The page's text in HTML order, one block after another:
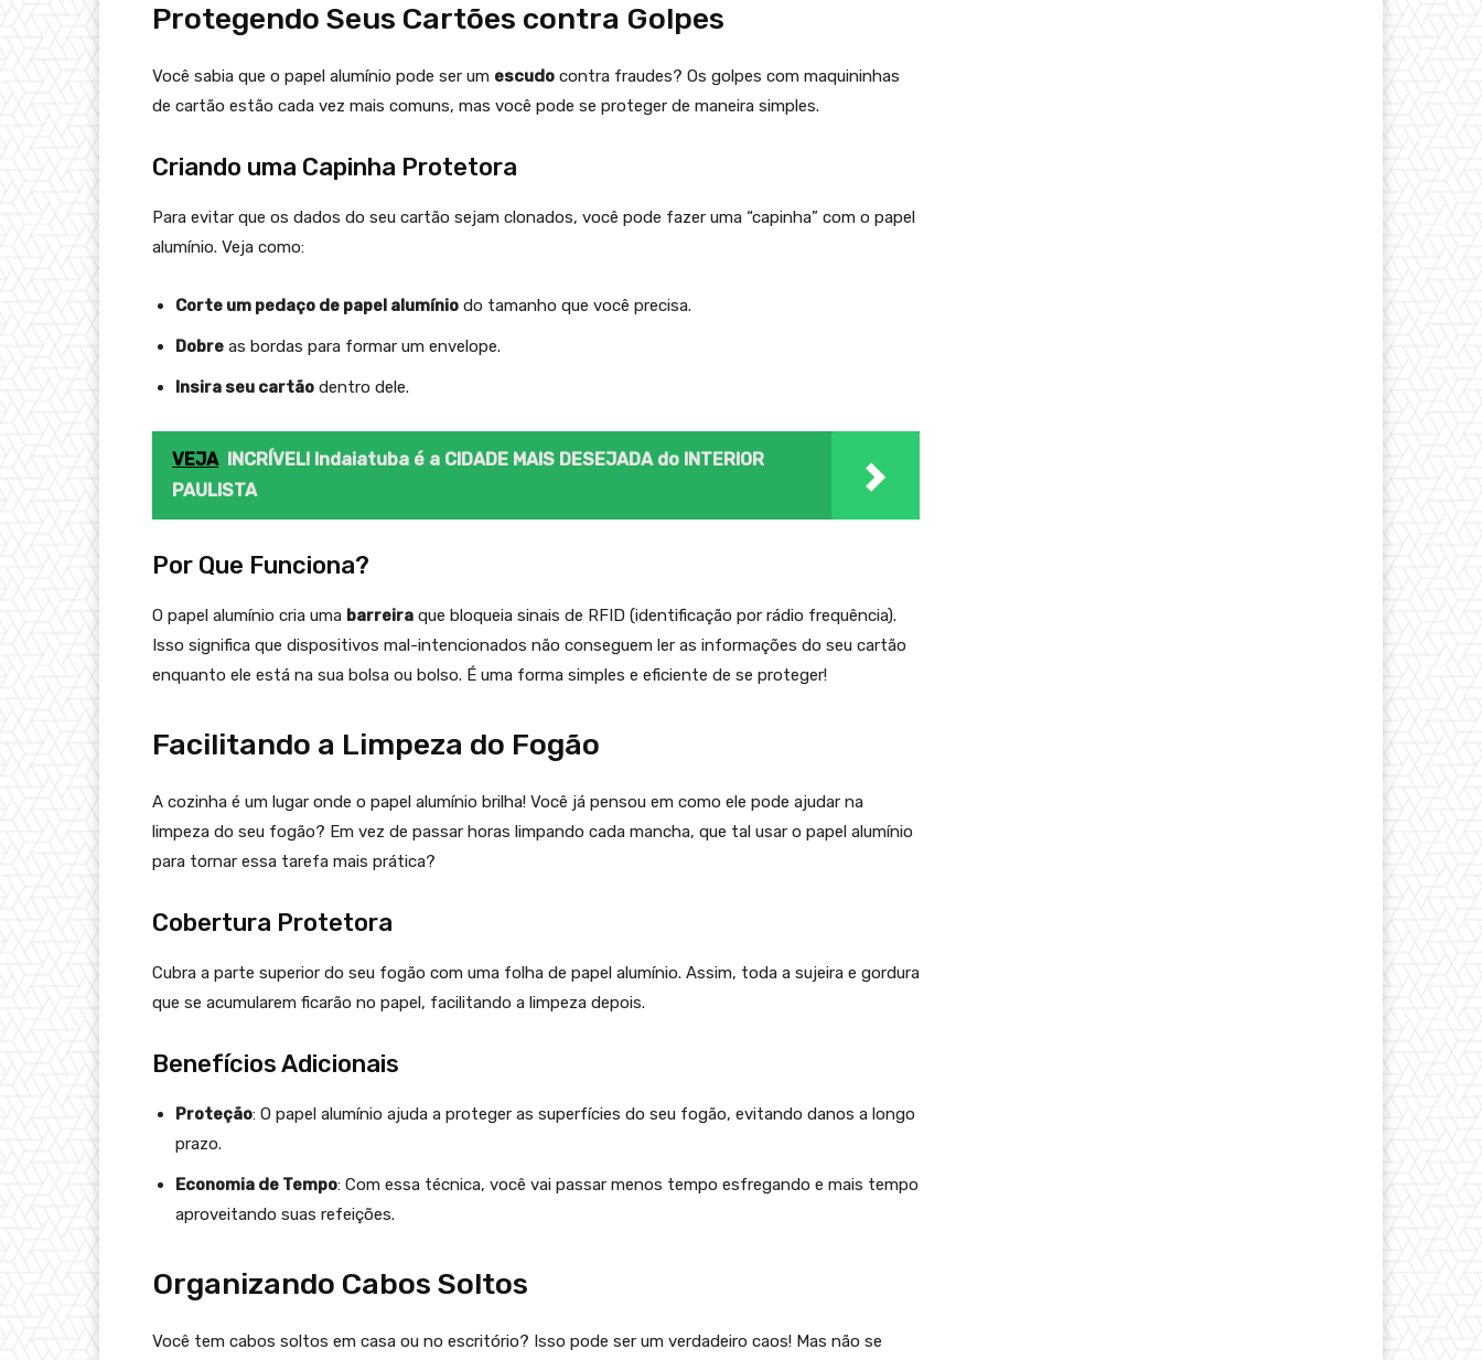
Protegendo Seus Cartões contra Golpes
Você sabia que o papel alumínio pode ser um escudo contra fraudes? Os golpes com maquininhas
de cartão estão cada vez mais comuns, mas você pode se proteger de maneira simples.
Criando uma Capinha Protetora
Para evitar que os dados do seu cartão sejam clonados, você pode fazer uma “capinha” com o papel
alumínio. Veja como:
Corte um pedaço de papel alumínio do tamanho que você precisa.
Dobre as bordas para formar um envelope.
Insira seu cartão dentro dele.
VEJA INCRÍVEL! Indaiatuba é a CIDADE MAIS DESEJADA do INTERIOR
PAULISTA
Por Que Funciona?
O papel alumínio cria uma barreira que bloqueia sinais de RFID (identificação por rádio frequência).
Isso significa que dispositivos mal-intencionados não conseguem ler as informações do seu cartão
enquanto ele está na sua bolsa ou bolso. É uma forma simples e eficiente de se proteger!
Facilitando a Limpeza do Fogão
A cozinha é um lugar onde o papel alumínio brilha! Você já pensou em como ele pode ajudar na
limpeza do seu fogão? Em vez de passar horas limpando cada mancha, que tal usar o papel alumínio
para tornar essa tarefa mais prática?
Cobertura Protetora
Cubra a parte superior do seu fogão com uma folha de papel alumínio. Assim, toda a sujeira e gordura
que se acumularem ficarão no papel, facilitando a limpeza depois.
Benefícios Adicionais
Proteção: O papel alumínio ajuda a proteger as superfícies do seu fogão, evitando danos a longo
prazo.
Economia de Tempo: Com essa técnica, você vai passar menos tempo esfregando e mais tempo
aproveitando suas refeições.
Organizando Cabos Soltos
Você tem cabos soltos em casa ou no escritório? Isso pode ser um verdadeiro caos! Mas não se